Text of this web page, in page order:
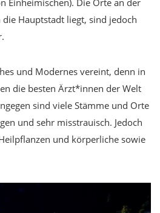
Hauptstadt liegt, sind jedoch
und Modernes vereint, denn in
die besten Ärzt*innen der Welt
sind viele Stämme und Orte
und sehr misstrauisch. Jedoch
und körperliche sowie